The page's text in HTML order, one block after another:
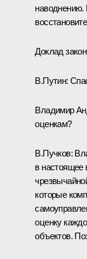
наводнению.
Доклад
В.Путин:
Владимир
оценкам?
В.Пучков:
в настоящее
которые
оценку
объектов.